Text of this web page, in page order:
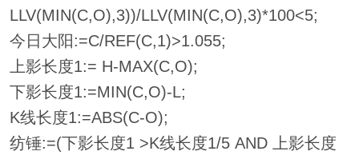
LLV(MIN(C,O),3))/LLV(MIN(C,O),3)*100<5;
今日大阳:=C/REF(C,1)>1.055;
上影长度1:= H-MAX(C,O);
下影长度1:=MIN(C,O)-L;
K线长度1:=ABS(C-O);
纺锤:=(下影长度1 >K线长度1/5 AND 上影长度